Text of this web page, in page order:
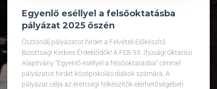
Egyenlő eséllyel a felsőoktatásba
pályázat 2025 őszén
Ösztöndíj pályázatot hirdet a Felvételi Előkészítő
Bizottság! Kedves Érdeklődők! A FEB 93. Ifjúsági Oktatási
Alapítvány “Egyenlő eséllyel a felsőoktatásba” címmel
pályázatot hirdet középiskolás diákok számára. A
pályázat célja az érettségi felkészítők elérhetőségében